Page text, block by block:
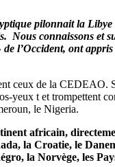
pilonnait la
connaissons et
l’Occident, ont
ceux de la
t et trompettent
le Nigeria.
africain,
la Croatie, le
la Norvège, les